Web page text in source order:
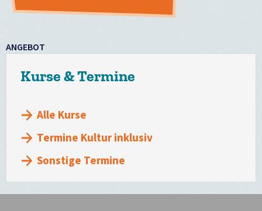
ANGEBOT
Kurse & Termine
Alle Kurse
Termine Kultur inklusiv
Sonstige Termine